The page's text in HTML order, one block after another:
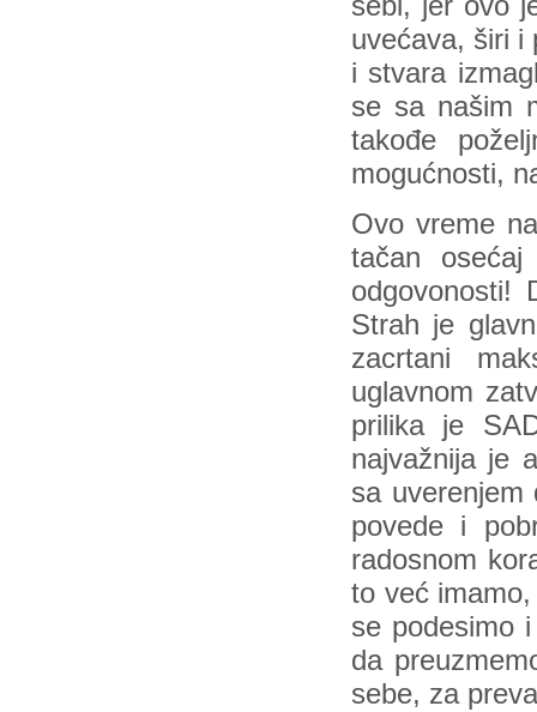
sebi, jer ovo
uvećava, širi i
i stvara
se sa našim
takođe
mogućnosti,
Ovo vreme
tačan osećaj
odgovonosti!
Strah je
zacrtani
uglavnom
prilika je
najvažnija je
sa uverenjem
povede i
radosnom
to već
se podesimo
da
sebe, za